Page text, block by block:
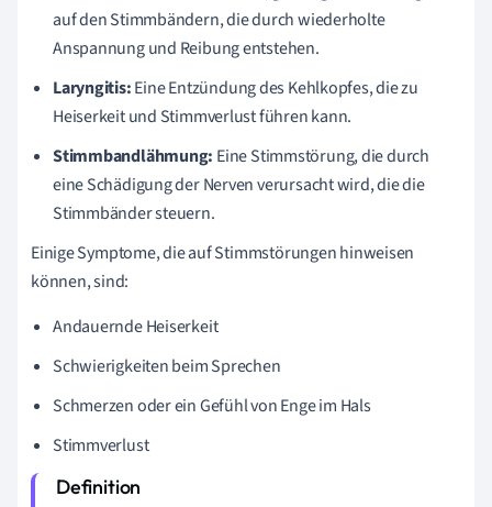
auf den Stimmbändern, die durch wiederholte
Anspannung und Reibung entstehen.
Laryngitis:Eine Entzündung des Kehlkopfes, die zu
Heiserkeit und Stimmverlust führen kann.
Stimmbandlähmung: Eine Stimmstörung, die durch
eine Schädigung der Nerven verursacht wird, die die
Stimmbänder steuern.
Einige Symptome, die auf Stimmstörungen hinweisen
können, sind:
Andauernde Heiserkeit
Schwierigkeiten beim Sprechen
Schmerzen oder ein Gefühl von Enge im Hals
Stimmverlust